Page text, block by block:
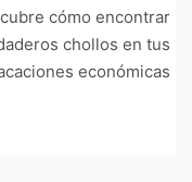
cómo encontrar
chollos en tus
económicas